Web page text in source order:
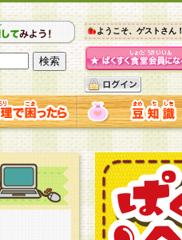
ようこそ、ゲストさん！